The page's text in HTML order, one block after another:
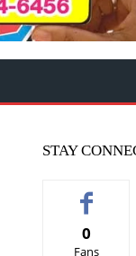
STAY
0
Fans